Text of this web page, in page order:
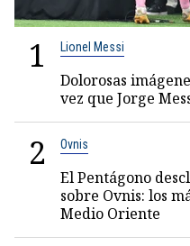
1 Lionel Messi
Dolorosas
vez que Jorge
2 Ovnis
El Pentágono
sobre Ovnis: los
Medio Oriente